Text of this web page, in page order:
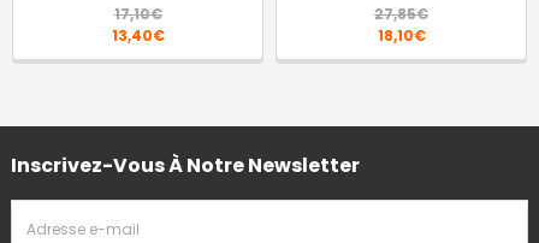
17,10€
13,40€
27,85€
18,10€
Inscrivez-Vous À Notre Newsletter
Email